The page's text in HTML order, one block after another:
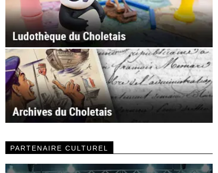
PARTENAIRE CULTUREL